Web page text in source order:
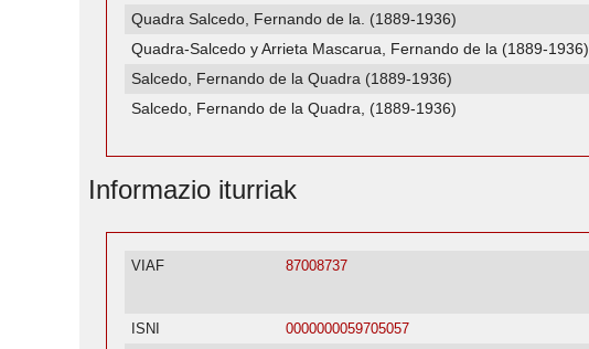
Quadra Salcedo, Fernando de la. (1889-1936)
Quadra-Salcedo y Arrieta Mascarua, Fernando de la (1889-1936)
Salcedo, Fernando de la Quadra (1889-1936)
Salcedo, Fernando de la Quadra, (1889-1936)
Informazio iturriak
VIAF 87008737
ISNI
0000000059705057